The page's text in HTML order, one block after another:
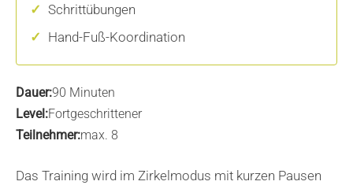
Schrittübungen
Hand-Fuß-Koordination
Dauer:90 Minuten
Level:Fortgeschrittener
Teilnehmer:max. 8
Das Training wird im Zirkelmodus mit kurzen Pausen